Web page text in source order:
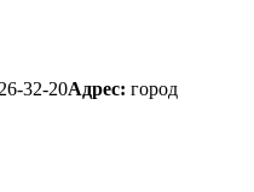
32-20Адрес: город